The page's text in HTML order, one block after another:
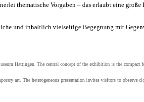
thematische Vorgaben – das erlaubt eine
und inhaltlich vielseitige Begegnung mit
Hattingen. The central concept of the exhibition is the
art. The heterogeneous presentation invites visitors to observe